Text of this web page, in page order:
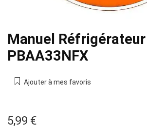
Manuel
PBAA33NFX
Ajouter à mes favoris
5,99 €